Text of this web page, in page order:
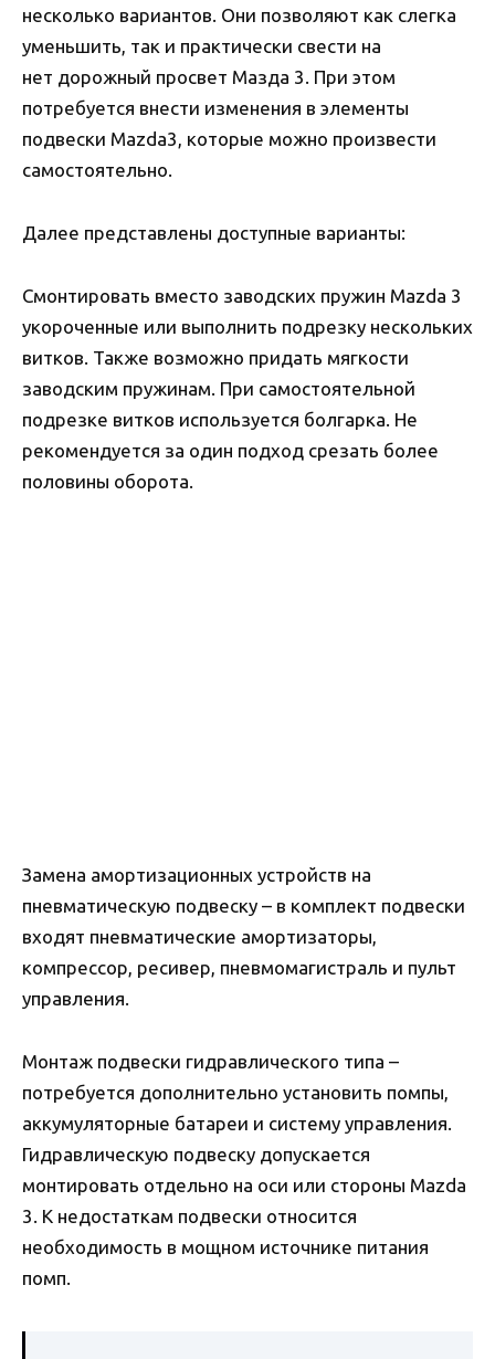
несколько вариантов. Они позволяют как слегка
уменьшить, так и практически свести на
нет дорожный просвет Мазда 3. При этом
потребуется внести изменения в элементы
подвески Mazda3, которые можно произвести
самостоятельно.
Далее представлены доступные варианты:
Смонтировать вместо заводских пружин Mazda 3
укороченные или выполнить подрезку нескольких
витков. Также возможно придать мягкости
заводским пружинам. При самостоятельной
подрезке витков используется болгарка. Не
рекомендуется за один подход срезать более
половины оборота.
Замена амортизационных устройств на
пневматическую подвеску – в комплект подвески
входят пневматические амортизаторы,
компрессор, ресивер, пневмомагистраль и пульт
управления.
Монтаж подвески гидравлического типа –
потребуется дополнительно установить помпы,
аккумуляторные батареи и систему управления.
Гидравлическую подвеску допускается
монтировать отдельно на оси или стороны Mazda
3. К недостаткам подвески относится
необходимость в мощном источнике питания
помп.